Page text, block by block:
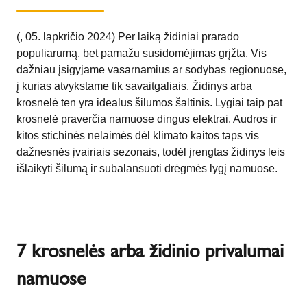
(, 05. lapkričio 2024) Per laiką židiniai prarado
populiarumą, bet pamažu susidomėjimas grįžta. Vis
dažniau įsigyjame vasarnamius ar sodybas regionuose,
į kurias atvykstame tik savaitgaliais. Židinys arba
krosnelė ten yra idealus šilumos šaltinis. Lygiai taip pat
krosnelė praverčia namuose dingus elektrai. Audros ir
kitos stichinės nelaimės dėl klimato kaitos taps vis
dažnesnės įvairiais sezonais, todėl įrengtas židinys leis
išlaikyti šilumą ir subalansuoti drėgmės lygį namuose.
7 krosnelės arba židinio privalumai
namuose